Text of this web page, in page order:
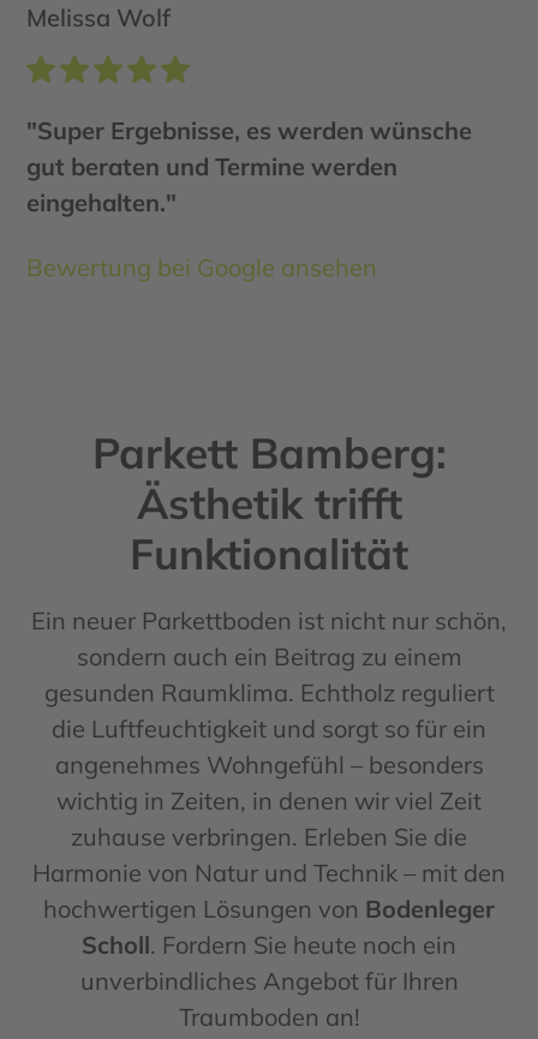
Melissa Wolf
"Super Ergebnisse, es werden wünsche
gut beraten und Termine werden
eingehalten."
Bewertung bei Google ansehen
Parkett Bamberg:
Ästhetik trifft
Funktionalität
Ein neuer Parkettboden ist nicht nur schön,
sondern auch ein Beitrag zu einem
gesunden Raumklima. Echtholz reguliert
die Luftfeuchtigkeit und sorgt so für ein
angenehmes Wohngefühl – besonders
wichtig in Zeiten, in denen wir viel Zeit
zuhause verbringen. Erleben Sie die
Harmonie von Natur und Technik – mit den
hochwertigen Lösungen von Bodenleger
Scholl. Fordern Sie heute noch ein
unverbindliches Angebot für Ihren
Traumboden an!